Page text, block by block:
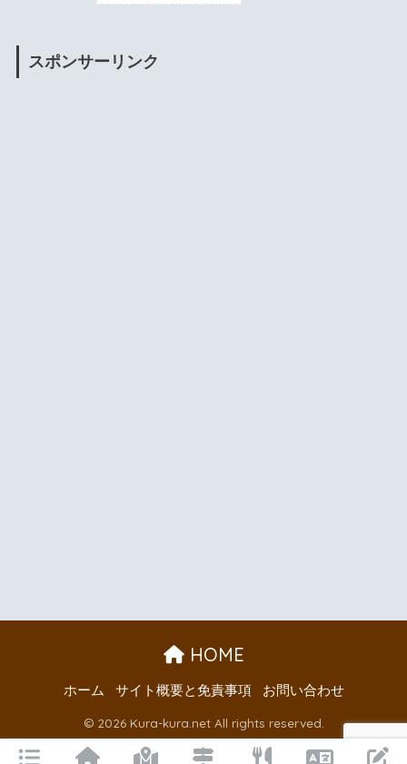
スポンサーリンク
HOME
ホーム サイト概要と免責事項 お問い合わせ
© 2026 Kura-kura.net All rights reserved.